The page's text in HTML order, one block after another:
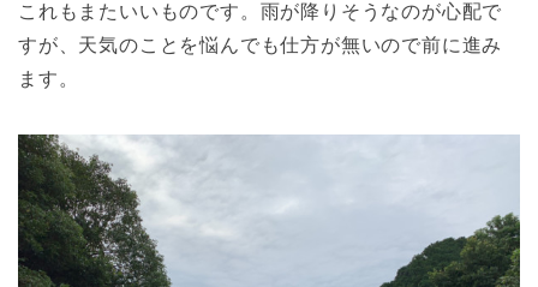
これもまたいいものです。雨が降りそうなのが心配で
すが、天気のことを悩んでも仕方が無いので前に進み
ます。